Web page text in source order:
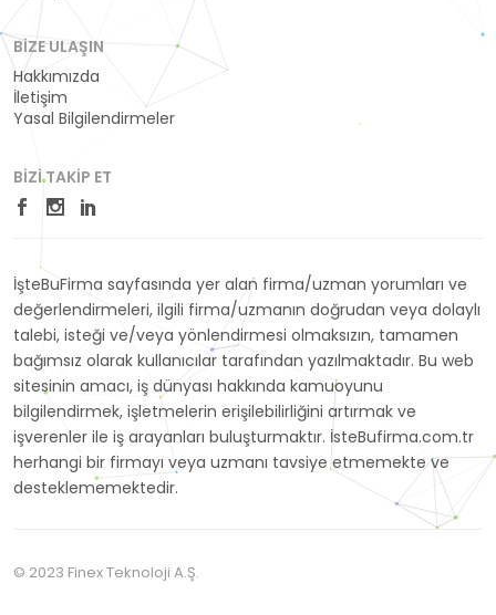
BIZE ULAŞIN
Hakkımızda
İletişim
Yasal Bilgilendirmeler
BIZI TAKIP ET
İşteBuFirma sayfasında yer alan firma/uzman yorumları ve
değerlendirmeleri, ilgili firma/uzmanın doğrudan veya dolaylı
talebi, isteği ve/veya yönlendirmesi olmaksızın, tamamen
bağımsız olarak kullanıcılar tarafından yazılmaktadır. Bu web
sitesinin amacı, iş dünyası hakkında kamuoyunu
bilgilendirmek, işletmelerin erişilebilirliğini artırmak ve
işverenler ile iş arayanları buluşturmaktır. İsteBufirma.com.tr
herhangi bir firmayı veya uzmanı tavsiye etmemekte ve
desteklememektedir.
© 2023 Finex Teknoloji A.Ş.